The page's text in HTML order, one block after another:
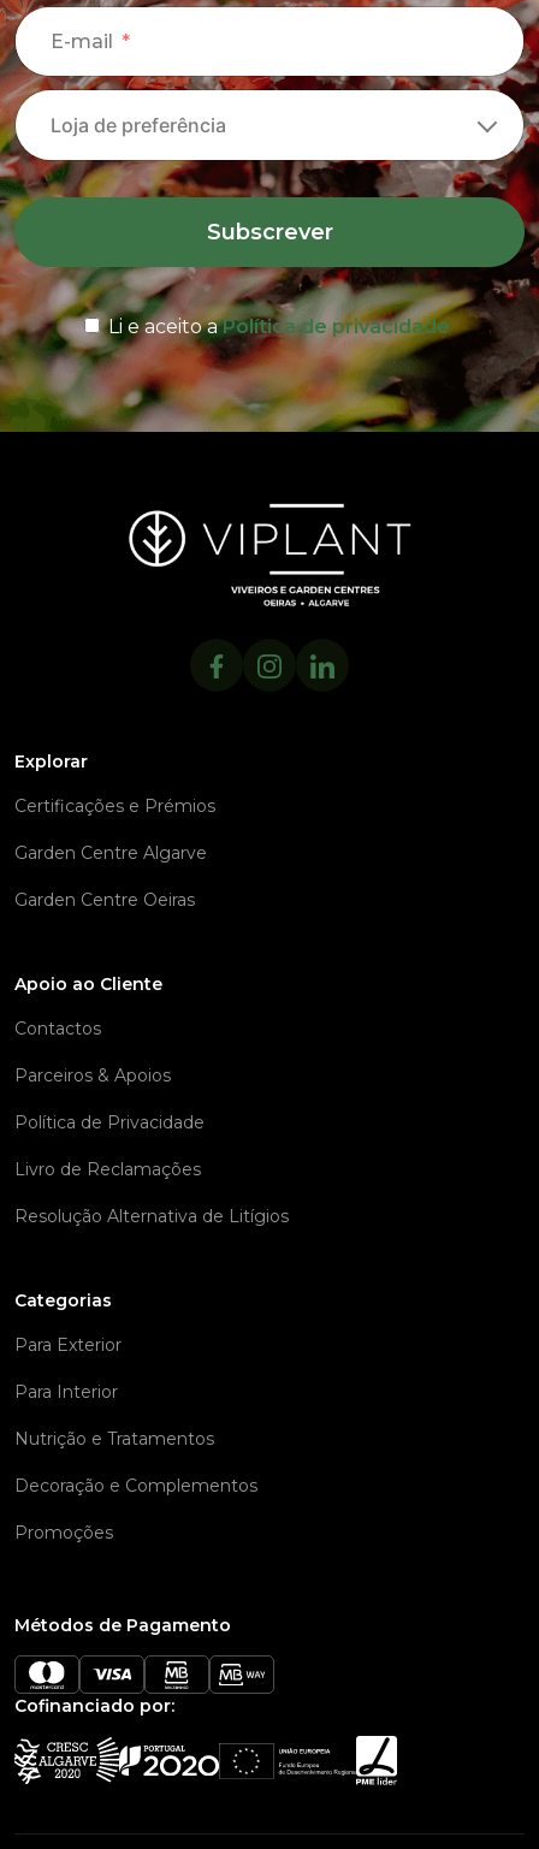
E-mail
Subscrever
Li e aceito aPolítica de privacidade
Explorar
Certificações e Prémios
Garden Centre Algarve
Garden Centre Oeiras
Apoio ao Cliente
Contactos
Parceiros & Apoios
Política de Privacidade
Livro de Reclamações
Resolução Alternativa de Litígios
Categorias
Para Exterior
Para Interior
Nutrição e Tratamentos
Decoração e Complementos
Promoções
Métodos de Pagamento
Cofinanciado por: